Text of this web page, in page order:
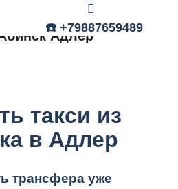
Главное меню
☎️ +79887659489
Адлер
такси из
в Адлер
трансфера уже